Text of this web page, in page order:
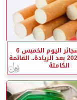
أسعار السجائر اليوم الخميس 6
أغسطس 2026 بعد الزيادة.. القائمة
الكاملة